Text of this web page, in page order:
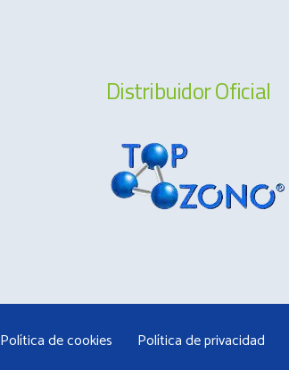
Distribuidor Oficial
Política de cookies Política de privacidad